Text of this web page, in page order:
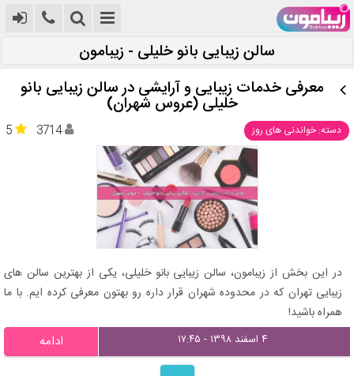
سالن زیبایی بانو خلیلی - زیبامون
معرفی خدمات زیبایی و آرایشی در سالن زیبایی بانو
خلیلی (عروس شهران)
دسته: خواندنی های روز 5 3714
در این بخش از زیبامون، سالن زیبایی بانو خلیلی، یکی از بهترین سالن های
زیبایی تهران که در محدوده شهران قرار داره رو بهتون معرفی کرده ایم. با ما
همراه باشید!
۴ اسفند ۱۳۹۸ - ۱۷:۴۵ ادامه